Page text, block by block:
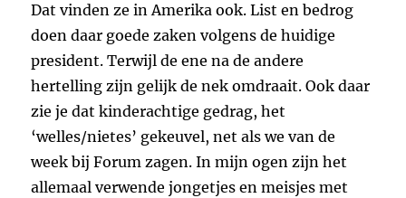
Dat vinden ze in Amerika ook. List en bedrog
doen daar goede zaken volgens de huidige
president. Terwijl de ene na de andere
hertelling zijn gelijk de nek omdraait. Ook daar
zie je dat kinderachtige gedrag, het
‘welles/nietes’ gekeuvel, net als we van de
week bij Forum zagen. In mijn ogen zijn het
allemaal verwende jongetjes en meisjes met